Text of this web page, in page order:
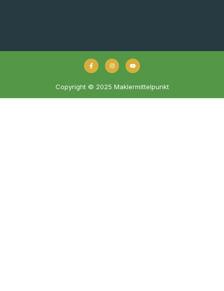
Copyright © 2025 Maklermittelpunkt